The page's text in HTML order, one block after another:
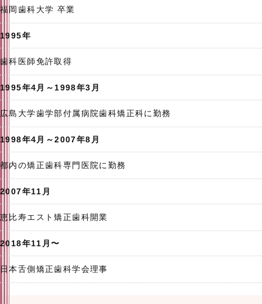
福岡歯科大学 卒業
1995年
歯科医師免許取得
1995年4月～1998年3月
広島大学歯学部付属病院歯科矯正科に勤務
1998年4月～2007年8月
都内の矯正歯科専門医院に勤務
2007年11月
恵比寿エスト矯正歯科開業
2018年11月〜
日本舌側矯正歯科学会理事